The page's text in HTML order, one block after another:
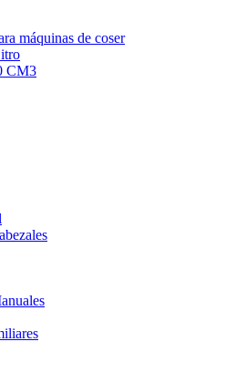
máquinas de coser
CM3